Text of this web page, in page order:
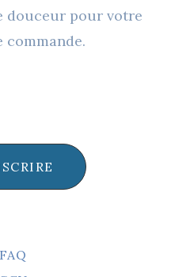
douceur pour votre
commande.
FAQ